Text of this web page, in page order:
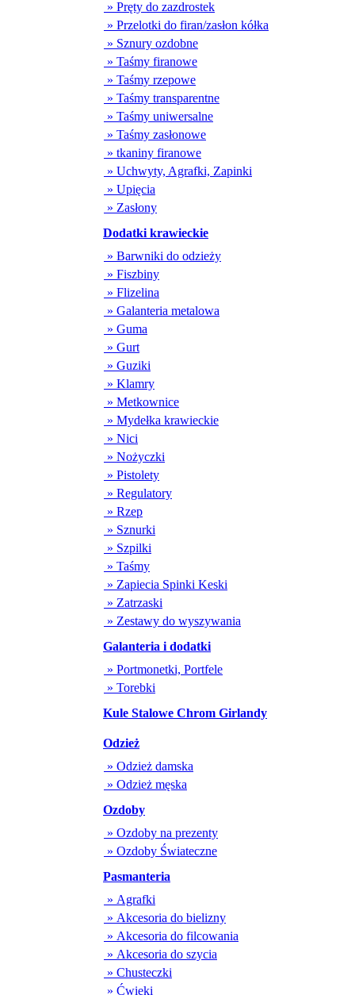
» Pręty do zazdrostek
» Przelotki do firan/zasłon kółka
» Sznury ozdobne
» Taśmy firanowe
» Taśmy rzepowe
» Taśmy transparentne
» Taśmy uniwersalne
» Taśmy zasłonowe
» tkaniny firanowe
» Uchwyty, Agrafki, Zapinki
» Upięcia
» Zasłony
Dodatki krawieckie
» Barwniki do odzieży
» Fiszbiny
» Flizelina
» Galanteria metalowa
» Guma
» Gurt
» Guziki
» Klamry
» Metkownice
» Mydełka krawieckie
» Nici
» Nożyczki
» Pistolety
» Regulatory
» Rzep
» Sznurki
» Szpilki
» Taśmy
» Zapiecia Spinki Keski
» Zatrzaski
» Zestawy do wyszywania
Galanteria i dodatki
» Portmonetki, Portfele
» Torebki
Kule Stalowe Chrom Girlandy
Odzież
» Odzież damska
» Odzież męska
Ozdoby
» Ozdoby na prezenty
» Ozdoby Świateczne
Pasmanteria
» Agrafki
» Akcesoria do bielizny
» Akcesoria do filcowania
» Akcesoria do szycia
» Chusteczki
» Ćwieki